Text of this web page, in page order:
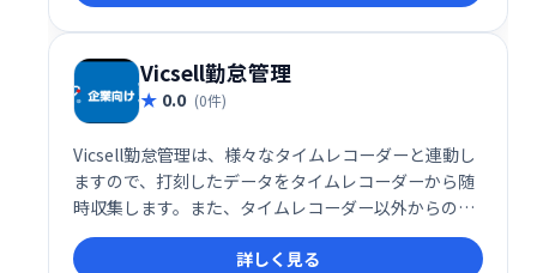
Vicsell勤怠管理
0.0 (0件)
Vicsell勤怠管理は、様々なタイムレコーダーと連動し
ますので、打刻したデータをタイムレコーダーから随
時収集します。また、タイムレコーダー以外からの打
刻も可能です(Webブラウザ/携帯電話/スマートフォ
ン)。
詳しく見る